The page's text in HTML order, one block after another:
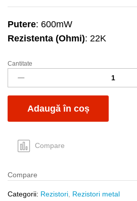
Putere: 600mW
Rezistenta (Ohmi): 22K
R
0.6W
22K
metal
quantity
Cantitate
Adaugă în coș
Compare
Compare
Categorii: Rezistori Rezistori metal